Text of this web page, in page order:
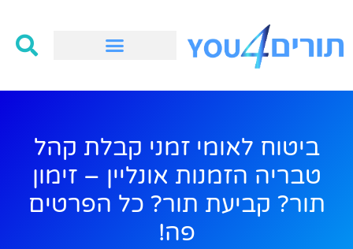
ביטוח לאומי זמני קבלת קהל
טבריה הזמנות אונליין – זימון
תור? קביעת תור? כל הפרטים
פה!